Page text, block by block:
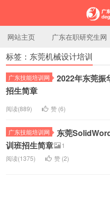
广东学
网站主页 广东在职研究生网
标签：东莞机械设计培训
广东技能培训网
2022年东莞振
招生简章
阅读(889) 赞 (6)
广东技能培训网
东莞
训班招生简章
1
阅读(1375)
赞 (2)